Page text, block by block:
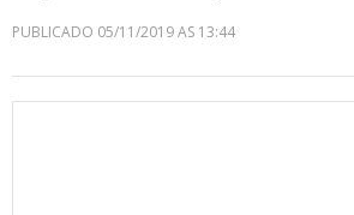
PUBLICADO 05/11/2019 AS 13:44